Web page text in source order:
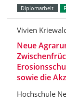
Diplomarbeit
Vivien
Neue
sowie die
Hochschule